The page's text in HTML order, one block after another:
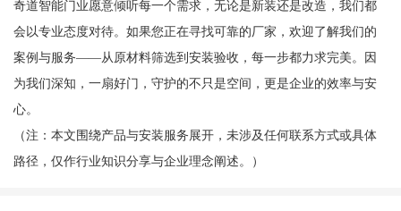
奇道智能门业愿意倾听每一个需求，无论是新装还是改造，我们都
会以专业态度对待。如果您正在寻找可靠的厂家，欢迎了解我们的
案例与服务——从原材料筛选到安装验收，每一步都力求完美。因
为我们深知，一扇好门，守护的不只是空间，更是企业的效率与安
心。
（注：本文围绕产品与安装服务展开，未涉及任何联系方式或具体
路径，仅作行业知识分享与企业理念阐述。）